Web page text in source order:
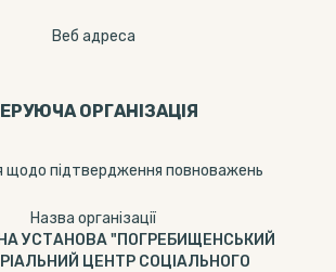
Веб адреса
ОРГАНІЗАЦІЯ
щодо підтвердження повноважень
Назва організації
УСТАНОВА "ПОГРЕБИЩЕНСЬКИЙ
ЦЕНТР СОЦІАЛЬНОГО